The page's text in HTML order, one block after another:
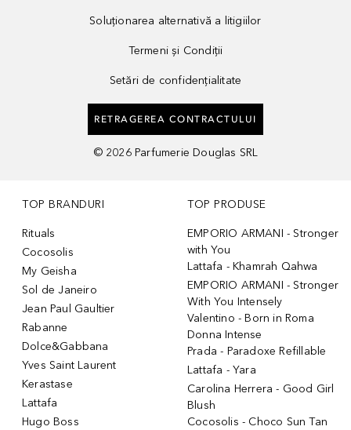
Soluționarea alternativă a litigiilor
Termeni și Condiții
Setări de confidențialitate
RETRAGEREA CONTRACTULUI
© 2026 Parfumerie Douglas SRL
TOP BRANDURI
Rituals
Cocosolis
My Geisha
Sol de Janeiro
Jean Paul Gaultier
Rabanne
Dolce&Gabbana
Yves Saint Laurent
Kerastase
Lattafa
Hugo Boss
TOP PRODUSE
EMPORIO ARMANI - Stronger
with You
Lattafa - Khamrah Qahwa
EMPORIO ARMANI - Stronger
With You Intensely
Valentino - Born in Roma
Donna Intense
Prada - Paradoxe Refillable
Lattafa - Yara
Carolina Herrera - Good Girl
Blush
Cocosolis - Choco Sun Tan